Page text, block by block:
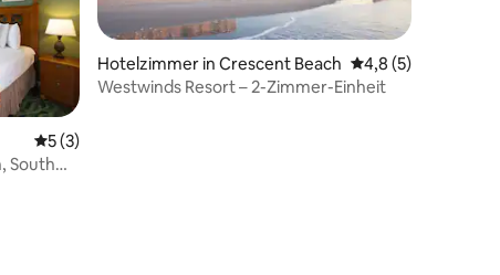
Bewertungen
Durchschnittliche Bewertung: 5 von 5, 3 Bewertungen
5 (3)
South
Hotelzimmer in Crescent Beach Durchschnittliche
4,8 (5)
Westwinds Resort – 2-Zimmer-Einheit